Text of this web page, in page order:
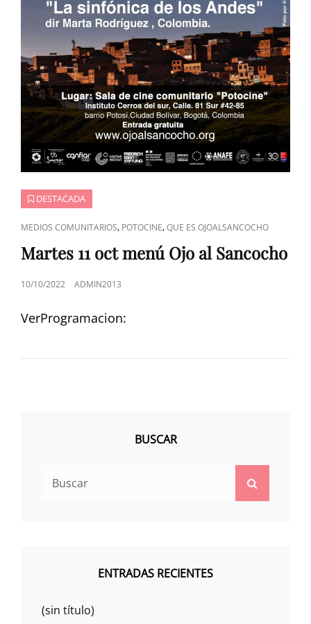
DESTACADA
ENLACES
DE
CATEGORÍAS
MEDIOS COMUNITARIOS, POTOCINE,QUE ES OJOALSANCOCHO
Martes 11 oct menú Ojo al Sancocho
PUBLICADO
10/10/2022 ADMIN2013
VerProgramacion:
BUSCAR
ENTRADAS RECIENTES
(sin título)